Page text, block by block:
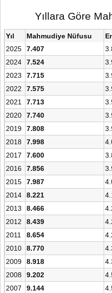
Yıllara Göre
Yıl Mahmudiye Nüfusu
2025
7.407
2024
7.524
2023
7.715
2022
7.575
2021
7.713
2020
7.740
2019
7.808
2018
7.998
2017
7.600
2016
7.856
2015
7.987
2014
8.221
2013
8.466
2012
8.439
2011
8.654
2010
8.770
2009
8.918
2008
9.202
2007
9.144